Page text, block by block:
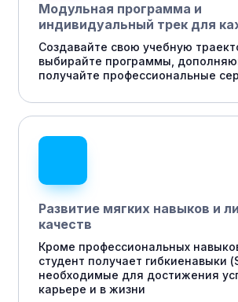
Модульная программа и
индивидуальный трек для
Создавайте свою учебную
выбирайте программы,
получайте профессиональные
Развитие мягких навыков и
качеств
Кроме профессиональных
студент получает гибкиенавыки
необходимые для достижения
карьере и в жизни